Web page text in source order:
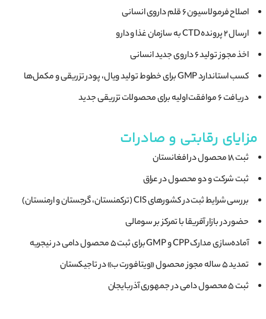
اصلاح فرمولاسیون 6 قلم داروی انسانی
ارسال 2 پرونده CTD به سازمان غذا و دارو
اخذ مجوز تولید 6 داروی جدید انسانی
کسب استاندارد GMP برای خطوط تولید ویال، پودر تزریقی و مکمل‌ها
دریافت 6 موافقت اولیه برای محصولات تزریقی جدید
مزایای رقابتی و صادرات
ثبت 18 محصول در افغانستان
ثبت شرکت و دو محصول در عراق
بررسی شرایط ثبت در کشورهای CIS (ترکمنستان، گرجستان و ارمنستان)
حضور در بازار آفریقا با تمرکز بر سومالی
آماده‌سازی مدارک CPP و GMP برای ثبت 5 محصول دامی در نیجریه
تمدید 5 ساله مجوز محصول «ویتافورت ب» در تاجیکستان
ثبت 5 محصول دامی در جمهوری آذربایجان